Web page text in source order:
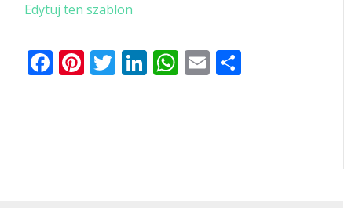
Edytuj ten szablon
Facebook
Pinterest
Twitter
LinkedIn
WhatsApp
Email